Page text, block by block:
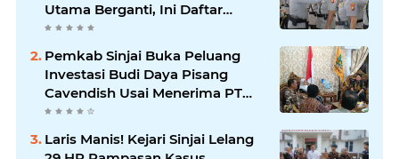
Utama Berganti, Ini Daftar
Lengkapnya
Pemkab Sinjai Buka Peluang
Investasi Budi Daya Pisang
Cavendish Usai Menerima PT
GGF
Laris Manis! Kejari Sinjai Lelang